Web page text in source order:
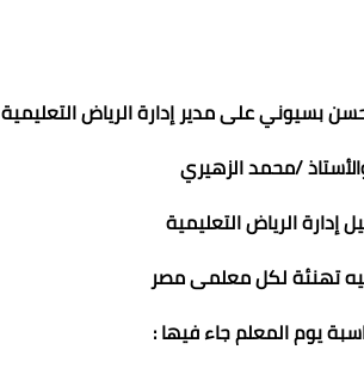
بسيوني على مدير إدارة الرياض التعليمية
/محمد الزهيري
إدارة الرياض التعليمية
تهنئة لكل معلمى مصر
يوم المعلم جاء فيها :